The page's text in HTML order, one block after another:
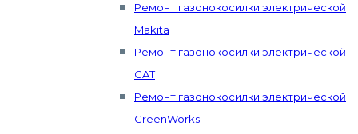
Ремонт газонокосилки электрической
Makita
Ремонт газонокосилки электрической
CAT
Ремонт газонокосилки электрической
GreenWorks